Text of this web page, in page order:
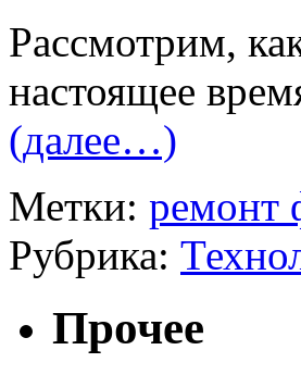
Рассмотрим,
настоящее
(далее…)
Метки: ремонт
Рубрика:
Прочее